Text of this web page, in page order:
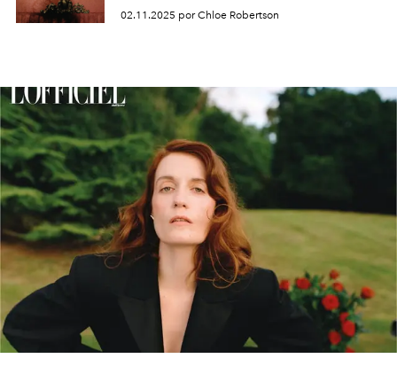
02.11.2025 por Chloe Robertson